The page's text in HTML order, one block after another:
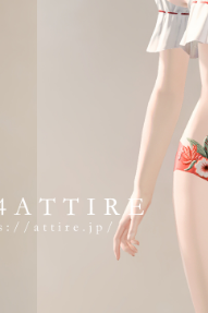
フルフェイス
頭装備ギミックあり
ノースリーブ